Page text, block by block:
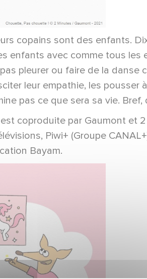
copains sont des enfants.
avec comme tous les
pleurer ou faire de la
leur empathie, les
pas ce que sera sa vie.
coproduite par Gaumont et
Piwi+ (Groupe
Bayam.